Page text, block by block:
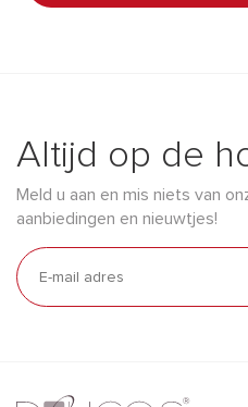
Altijd op de
Meld u aan en mis niets van
aanbiedingen en nieuwtjes!